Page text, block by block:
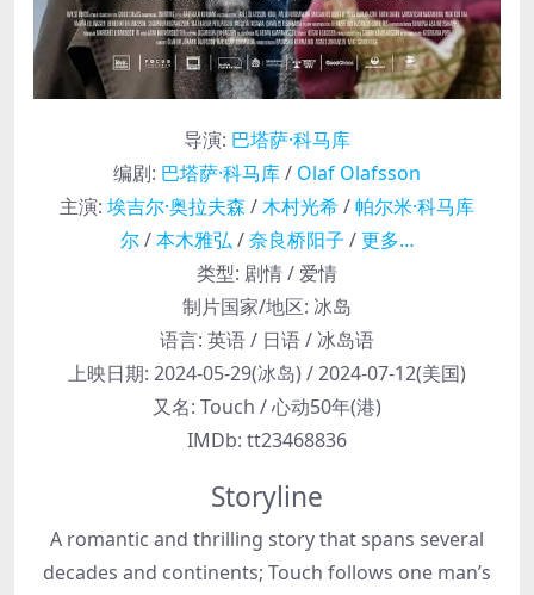
导演: 巴塔萨·科马库
编剧: 巴塔萨·科马库/ Olaf Olafsson
主演: 埃吉尔·奥拉夫森 /木村光希/帕尔米·科马库
尔/本木雅弘 /奈良桥阳子 /更多…
类型: 剧情 / 爱情
制片国家/地区: 冰岛
语言: 英语 / 日语 / 冰岛语
上映日期: 2024-05-29(冰岛) / 2024-07-12(美国)
又名: Touch / 心动50年(港)
IMDb: tt23468836
Storyline
A romantic and thrilling story that spans several
decades and continents; Touch follows one man’s